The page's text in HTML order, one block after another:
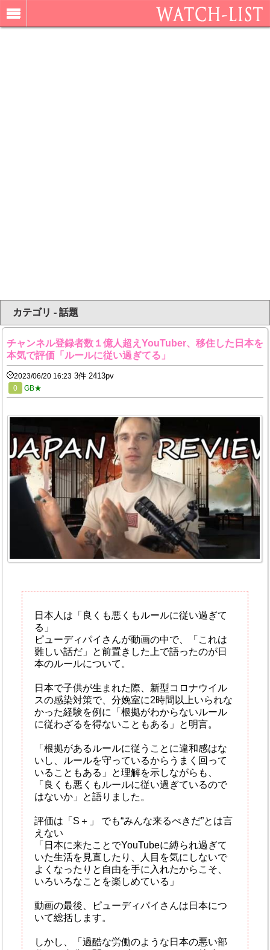
カテゴリ - 話題
チャンネル登録者数１億人超えYouTuber、移住した日本を
本気で評価「ルールに従い過ぎてる」
2023/06/20 16:23 3件 2413pv
0 GB★
日本人は「良くも悪くもルールに従い過ぎて
る」
ピューディパイさんが動画の中で、「これは
難しい話だ」と前置きした上で語ったのが日
本のルールについて。
日本で子供が生まれた際、新型コロナウイル
スの感染対策で、分娩室に2時間以上いられな
かった経験を例に「根拠がわからないルール
に従わざるを得ないこともある」と明言。
「根拠があるルールに従うことに違和感はな
いし、ルールを守っているからうまく回って
いることもある」と理解を示しながらも、
「良くも悪くもルールに従い過ぎているので
はないか」と語りました。
評価は「S＋」 でも“みんな来るべきだ”とは言
えない
「日本に来たことでYouTubeに縛られ過ぎて
いた生活を見直したり、人目を気にしないで
よくなったりと自由を手に入れたからこそ、
いろいろなことを楽しめている」
動画の最後、ピューディパイさんは日本につ
いて総括します。
しかし、「過酷な労働のような日本の悪い部